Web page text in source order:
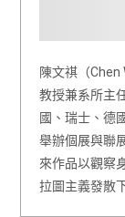
陳文祺（Chen
教授兼系所主
國、瑞士、德
舉辦個展與聯
來作品以觀察
拉圖主義發散